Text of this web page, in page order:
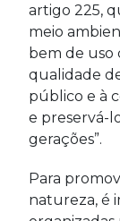
artigo 225,
meio
bem de uso
qualidade
público e à
e preservá-
gerações”.
Para
natureza, é